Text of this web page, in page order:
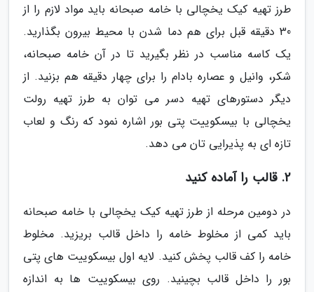
طرز تهیه کیک یخچالی با خامه صبحانه باید مواد لازم را از
30 دقیقه قبل برای هم دما شدن با محیط بیرون بگذارید.
یک کاسه مناسب در نظر بگیرید تا در آن خامه صبحانه،
شکر، وانیل و عصاره بادام را برای چهار دقیقه هم بزنید. از
دیگر دستورهای تهیه دسر می توان به طرز تهیه رولت
یخچالی با بیسکوییت پتی بور اشاره نمود که رنگ و لعاب
تازه ای به پذیرایی تان می دهد.
2. قالب را آماده کنید
در دومین مرحله از طرز تهیه کیک یخچالی با خامه صبحانه
باید کمی از مخلوط خامه را داخل قالب بریزید. مخلوط
خامه را کف قالب پخش کنید. لایه اول بیسکوییت های پتی
بور را داخل قالب بچینید. روی بیسکوییت ها به اندازه